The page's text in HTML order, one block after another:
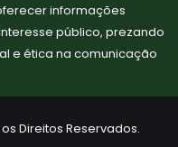
informações
público, prezando
e ética na comunicação
Direitos Reservados.